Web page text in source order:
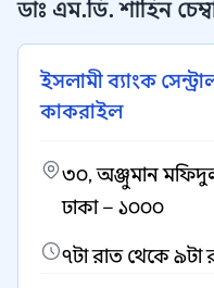
ডাঃ এম.ডি. শাহিন
ইসলামী ব্যাংক
কাকরাইল
৩০, অঞ্জুমান
ঢাকা – ১০০০
৭টা রাত থেকে ৯টা